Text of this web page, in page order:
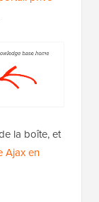
la boîte, et
Ajax en